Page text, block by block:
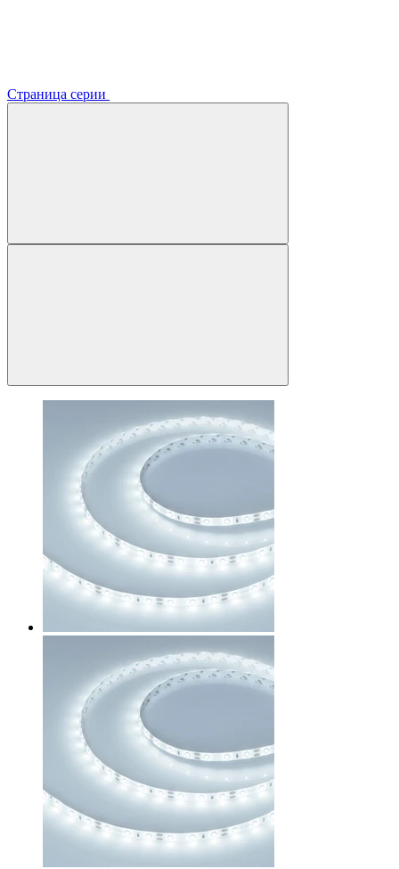
Страница серии